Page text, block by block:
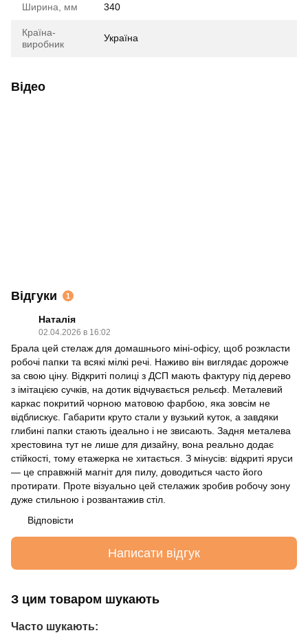
Ширина, мм 340
Країна-
виробник
Україна
Відео
Відгуки 1
Наталія
02.04.2026 в 16:02
Брала цей стелаж для домашнього міні-офісу, щоб розкласти
робочі папки та всякі мілкі речі. Наживо він виглядає дорожче
за свою ціну. Відкриті полиці з ДСП мають фактуру під дерево
з імітацією сучків, на дотик відчувається рельєф. Металевий
каркас покритий чорною матовою фарбою, яка зовсім не
відблискує. Габарити круто стали у вузький куток, а завдяки
глибині папки стають ідеально і не звисають. Задня металева
хрестовина тут не лише для дизайну, вона реально додає
стійкості, тому етажерка не хитається. З мінусів: відкриті яруси
— це справжній магніт для пилу, доводиться часто його
протирати. Проте візуально цей стелажик зробив робочу зону
дуже стильною і розвантажив стіл.
Відповісти
Написати відгук
З цим товаром шукають
Часто шукають: